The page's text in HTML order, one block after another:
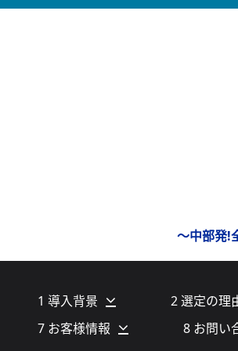
～中部発!
1 導入背景 2 選定の理
7 お客様情報
8 お問い